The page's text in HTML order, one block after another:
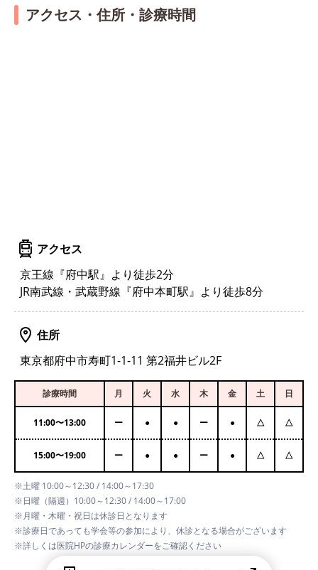
アクセス・住所・診療時間
アクセス
京王線『府中駅』より徒歩2分
JR南武線・武蔵野線『府中本町駅』より徒歩8分
住所
東京都府中市寿町1-1-11 第2福井ビル2F
診療時間 月 火 水 木 金 土 日
11:00〜13:00 ー ● ● ー ● △ △
15:00〜19:00 ー ● ● ー ● △ △
※土曜 10:00～12:30 / 14:00～17:30
※日曜（隔週）10:00～12:30 / 14:00～17:00
※月曜・木曜・祝日は休診日となります
※診療日であっても学会等の参加により、休診となる場合がございます
※詳しくは医院HPの診療カレンダーをご確認ください